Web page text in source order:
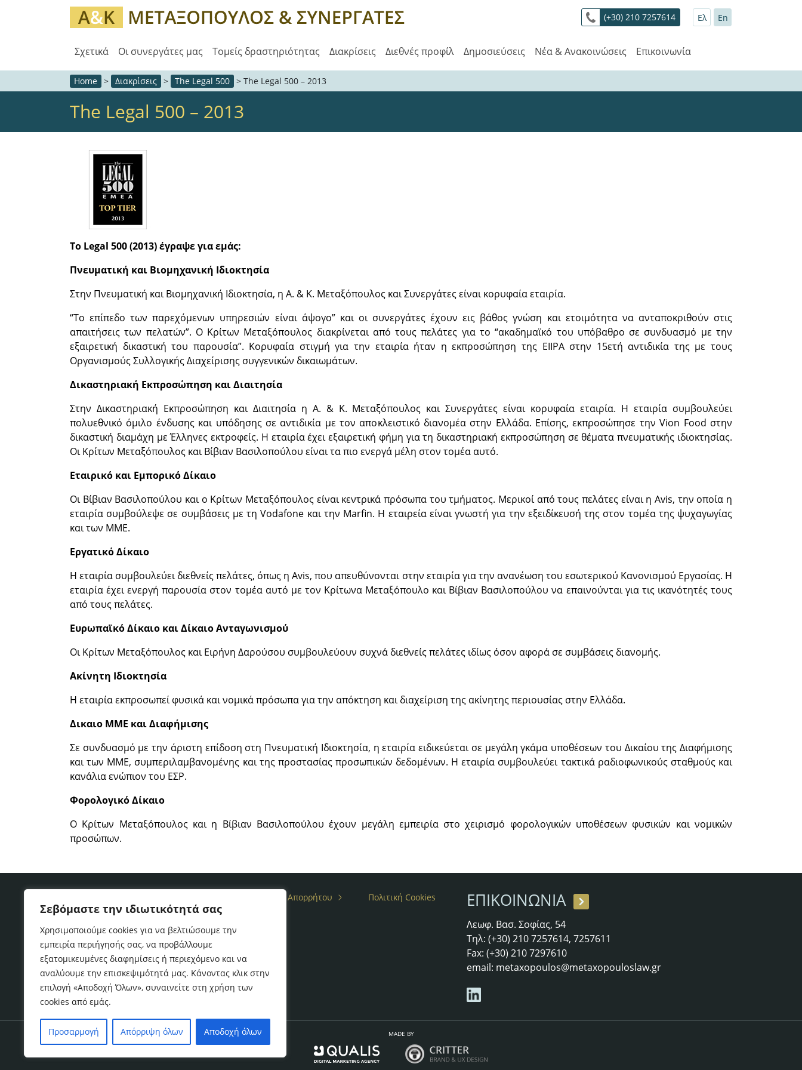
Σεβόμαστε την ιδιωτικότητά σας
Χρησιμοποιούμε cookies για να βελτιώσουμε την
εμπειρία περιήγησής σας, να προβάλλουμε
εξατομικευμένες διαφημίσεις ή περιεχόμενο και να
αναλύουμε την επισκεψιμότητά μας. Κάνοντας κλικ στην
επιλογή «Αποδοχή Όλων», συναινείτε στη χρήση των
cookies από εμάς.
Προσαρμογή Απόρριψη όλων Αποδοχή όλων
(+30) 210 7257614 Ελ En
Σχετικά Οι συνεργάτες μας Τομείς δραστηριότητας Διακρίσεις Διεθνές προφίλ Δημοσιεύσεις Νέα & Ανακοινώσεις Επικοινωνία
Home > Διακρίσεις > The Legal 500 > The Legal 500 – 2013
The Legal 500 – 2013
Το Legal 500 (2013) έγραψε για εμάς:
Πνευματική και Βιομηχανική Ιδιοκτησία
Στην Πνευματική και Βιομηχανική Ιδιοκτησία, η A. & K. Μεταξόπουλος και Συνεργάτες είναι κορυφαία εταιρία.
“Το επίπεδο των παρεχόμενων υπηρεσιών είναι άψογο” και οι συνεργάτες έχουν εις βάθος γνώση και ετοιμότητα να ανταποκριθούν στις
απαιτήσεις των πελατών”. Ο Κρίτων Μεταξόπουλος διακρίνεται από τους πελάτες για το “ακαδημαϊκό του υπόβαθρο σε συνδυασμό με την
εξαιρετική δικαστική του παρουσία”. Κορυφαία στιγμή για την εταιρία ήταν η εκπροσώπηση της ΕΙΙΡΑ στην 15ετή αντιδικία της με τους
Οργανισμούς Συλλογικής Διαχείρισης συγγενικών δικαιωμάτων.
Δικαστηριακή Εκπροσώπηση και Διαιτησία
Στην Δικαστηριακή Εκπροσώπηση και Διαιτησία η A. & K. Μεταξόπουλος και Συνεργάτες είναι κορυφαία εταιρία. Η εταιρία συμβουλεύει
πολυεθνικό όμιλο ένδυσης και υπόδησης σε αντιδικία με τον αποκλειστικό διανομέα στην Ελλάδα. Επίσης, εκπροσώπησε την Vion Food στην
δικαστική διαμάχη με Έλληνες εκτροφείς. Η εταιρία έχει εξαιρετική φήμη για τη δικαστηριακή εκπροσώπηση σε θέματα πνευματικής ιδιοκτησίας.
Οι Κρίτων Μεταξόπουλος και Βίβιαν Βασιλοπούλου είναι τα πιο ενεργά μέλη στον τομέα αυτό.
Εταιρικό και Εμπορικό Δίκαιο
Οι Βίβιαν Βασιλοπούλου και ο Κρίτων Μεταξόπουλος είναι κεντρικά πρόσωπα του τμήματος. Μερικοί από τους πελάτες είναι η Avis, την οποία η
εταιρία συμβούλεψε σε συμβάσεις με τη Vodafone και την Marfin. Η εταιρεία είναι γνωστή για την εξειδίκευσή της στον τομέα της ψυχαγωγίας
και των ΜΜΕ.
Εργατικό Δίκαιο
Η εταιρία συμβουλεύει διεθνείς πελάτες, όπως η Avis, που απευθύνονται στην εταιρία για την ανανέωση του εσωτερικού Κανονισμού Εργασίας. Η
εταιρία έχει ενεργή παρουσία στον τομέα αυτό με τον Κρίτωνα Μεταξόπουλο και Βίβιαν Βασιλοπούλου να επαινούνται για τις ικανότητές τους
από τους πελάτες.
Ευρωπαϊκό Δίκαιο και Δίκαιο Ανταγωνισμού
Οι Κρίτων Μεταξόπουλος και Ειρήνη Δαρούσου συμβουλεύουν συχνά διεθνείς πελάτες ιδίως όσον αφορά σε συμβάσεις διανομής.
Ακίνητη Ιδιοκτησία
Η εταιρία εκπροσωπεί φυσικά και νομικά πρόσωπα για την απόκτηση και διαχείριση της ακίνητης περιουσίας στην Ελλάδα.
Δικαιο ΜΜΕ και Διαφήμισης
Σε συνδυασμό με την άριστη επίδοση στη Πνευματική Ιδιοκτησία, η εταιρία ειδικεύεται σε μεγάλη γκάμα υποθέσεων του Δικαίου της Διαφήμισης
και των ΜΜΕ, συμπεριλαμβανομένης και της προστασίας προσωπικών δεδομένων. Η εταιρία συμβουλεύει τακτικά ραδιοφωνικούς σταθμούς και
κανάλια ενώπιον του ΕΣΡ.
Φορολογικό Δίκαιο
Ο Κρίτων Μεταξόπουλος και η Βίβιαν Βασιλοπούλου έχουν μεγάλη εμπειρία στο χειρισμό φορολογικών υποθέσεων φυσικών και νομικών
προσώπων.
Πολιτική Απορρήτου Πολιτική Cookies
Copyright © 2017Α&Κ ΜΕΤΑΞΟΠΟΥΛΟΣ & Συνεργάτες
ΕΠΙΚΟΙΝΩΝΙΑ
Λεωφ. Βασ. Σοφίας, 54
Τηλ: (+30) 210 7257614, 7257611
Fax: (+30) 210 7297610
email: metaxopoulos@metaxopouloslaw.gr
MADE BY